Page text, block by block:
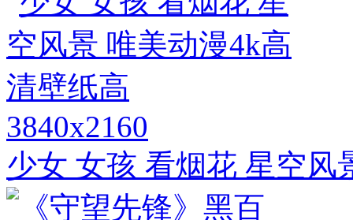
3840x2160
少女 女孩 看烟花 星空风